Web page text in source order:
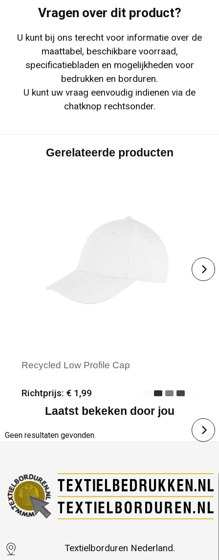
Vragen over dit product?
U kunt bij ons terecht voor informatie over de
maattabel, beschikbare voorraad,
specificatiebladen en mogelijkheden voor
bedrukken en borduren.
U kunt uw vraag eenvoudig indienen via de
chatknop rechtsonder.
Gerelateerde producten
Recycled Low Profile Cap
Richtprijs: € 1,99
Minimale afname: 50
Laatst bekeken door jou
Geen resultaten gevonden.
Textielborduren Nederland.